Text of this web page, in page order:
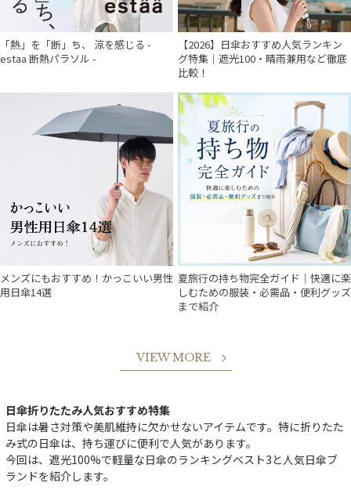
「熱」を「断」ち、 涼を感じる -
estaa 断熱パラソル -
【2026】日傘おすすめ人気ランキン
グ特集｜遮光100・晴雨兼用など徹底
比較！
メンズにもおすすめ！かっこいい男性
用日傘14選
夏旅行の持ち物完全ガイド｜快適に楽
しむための服装・必需品・便利グッズ
まで紹介
VIEW MORE
日傘折りたたみ人気おすすめ特集
日傘は暑さ対策や美肌維持に欠かせないアイテムです。特に折りたた
み式の日傘は、持ち運びに便利で人気があります。
今回は、遮光100%で軽量な日傘のランキングベスト3と人気日傘ブ
ランドを紹介します。